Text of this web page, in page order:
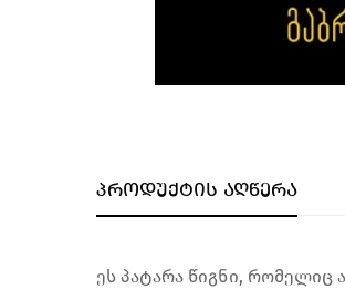
პროდუქტის აღწერა
ეს პატარა წიგნი, რომელიც